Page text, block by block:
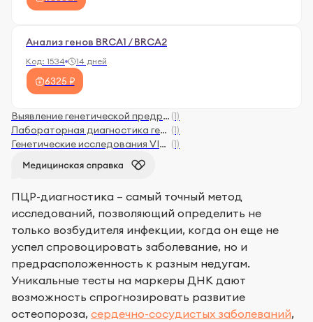
Выявление генетической предрасположенности к заболеваниям желудочно-кишечного тракта (1)
Лабораторная диагностика генетических маркеров доз лекарственных препаратов при лечении других заболеваний (1)
Генетические исследования VIP-профили (1)
Анализ генов BRCA1 / BRCA2
Код: 1534 14 дней
6325 ₽
ПЦР-диагностика – самый точный метод
исследований, позволяющий определить не
только возбудителя инфекции, когда он еще не
успел спровоцировать заболевание, но и
предрасположенность к разным недугам.
Уникальные тесты на маркеры ДНК дают
возможность спрогнозировать развитие
остеопороза, сердечно-сосудистых заболеваний,